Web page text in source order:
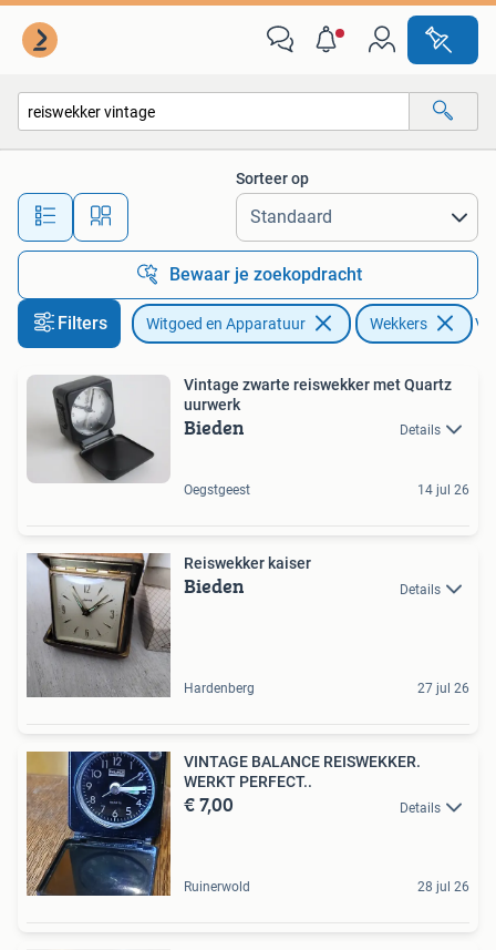
Alle afstanden…
Sorteer op
Bewaar je zoekopdracht
Filters Witgoed en Apparatuur Wekkers
Vintage zwarte reiswekker met Quartz
uurwerk
Bieden Details
Oegstgeest 14 jul 26
Reiswekker kaiser
Bieden Details
Hardenberg 27 jul 26
VINTAGE BALANCE REISWEKKER.
WERKT PERFECT..
€ 7,00 Details
Ruinerwold 28 jul 26